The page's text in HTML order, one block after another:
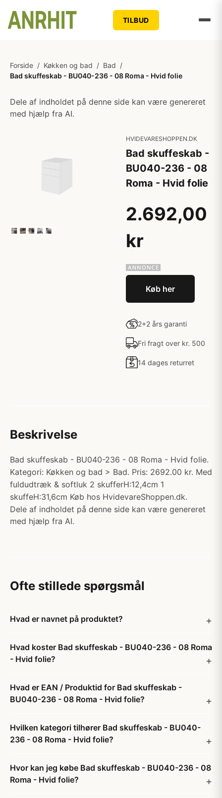
TILBUD
Forside / Køkken og bad / Bad /
Bad skuffeskab - BU040-236 - 08 Roma - Hvid folie
Dele af indholdet på denne side kan være genereret
med hjælp fra AI.
HVIDEVARESHOPPEN.DK
Bad skuffeskab -
BU040-236 - 08
Roma - Hvid folie
2.692,00
kr
Køb her
2+2 års garanti
Fri fragt over kr. 500
14 dages returret
Beskrivelse
Bad skuffeskab - BU040-236 - 08 Roma - Hvid folie.
Kategori: Køkken og bad > Bad. Pris: 2692.00 kr. Med
fuldudtræk & softluk 2 skufferH:12,4cm 1
skuffeH:31,6cm Køb hos HvidevareShoppen.dk.
Dele af indholdet på denne side kan være genereret
med hjælp fra AI.
Ofte stillede spørgsmål
Hvad er navnet på produktet?
Hvad koster Bad skuffeskab - BU040-236 - 08 Roma
- Hvid folie?
Hvad er EAN / Produktid for Bad skuffeskab -
BU040-236 - 08 Roma - Hvid folie?
Hvilken kategori tilhører Bad skuffeskab - BU040-
236 - 08 Roma - Hvid folie?
Hvor kan jeg købe Bad skuffeskab - BU040-236 - 08
Roma - Hvid folie?